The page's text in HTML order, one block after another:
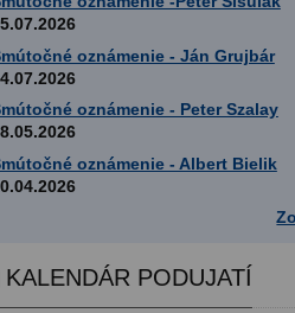
oznámenie - Ján Grujbár
oznámenie - Peter Szalay
oznámenie - Albert Bielik
KALENDÁR PODUJATÍ